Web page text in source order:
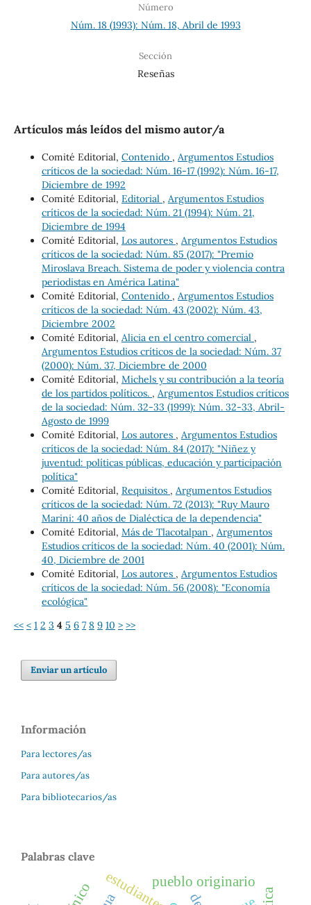
Número
Núm. 18 (1993): Núm. 18, Abril de 1993
Sección
Reseñas
Artículos más leídos del mismo autor/a
Comité Editorial, Contenido , Argumentos Estudios
críticos de la sociedad: Núm. 16-17 (1992): Núm. 16-17,
Diciembre de 1992
Comité Editorial, Editorial , Argumentos Estudios
críticos de la sociedad: Núm. 21 (1994): Núm. 21,
Diciembre de 1994
Comité Editorial, Los autores , Argumentos Estudios
críticos de la sociedad: Núm. 85 (2017): "Premio
Miroslava Breach. Sistema de poder y violencia contra
periodistas en América Latina"
Comité Editorial, Contenido , Argumentos Estudios
críticos de la sociedad: Núm. 43 (2002): Núm. 43,
Diciembre 2002
Comité Editorial, Alicia en el centro comercial ,
Argumentos Estudios críticos de la sociedad: Núm. 37
(2000): Núm. 37, Diciembre de 2000
Comité Editorial, Michels y su contribución a la teoría
de los partidos políticos. , Argumentos Estudios críticos
de la sociedad: Núm. 32-33 (1999): Núm. 32-33, Abril-
Agosto de 1999
Comité Editorial, Los autores , Argumentos Estudios
críticos de la sociedad: Núm. 84 (2017): "Niñez y
juventud: políticas públicas, educación y participación
política"
Comité Editorial, Requisitos , Argumentos Estudios
críticos de la sociedad: Núm. 72 (2013): "Ruy Mauro
Marini: 40 años de Dialéctica de la dependencia"
Comité Editorial, Más de Tlacotalpan , Argumentos
Estudios críticos de la sociedad: Núm. 40 (2001): Núm.
40, Diciembre de 2001
Comité Editorial, Los autores , Argumentos Estudios
críticos de la sociedad: Núm. 56 (2008): "Economía
ecológica"
<< < 1 2 3 4 5 6 7 8 9 10 > >>
Enviar un artículo
Información
Para lectores/as
Para autores/as
Para bibliotecarios/as
Palabras clave
pueblo originario
estudiantes